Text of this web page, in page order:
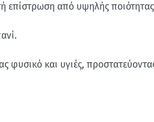
από υψηλής ποιότητας
φυσικό και υγιές,